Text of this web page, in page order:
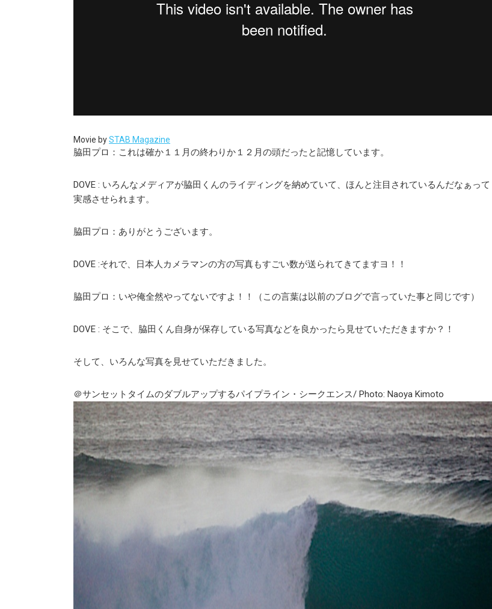
Movie bySTAB Magazine
脇田プロ：これは確か１１月の終わりか１２月の頭だったと記憶しています。
DOVE : いろんなメディアが脇田くんのライディングを納めていて、ほんと注目されているんだなぁって
実感させられます。
脇田プロ：ありがとうございます。
DOVE :それで、日本人カメラマンの方の写真もすごい数が送られてきてますヨ！！
脇田プロ：いや俺全然やってないですよ！！（この言葉は以前のブログで言っていた事と同じです）
DOVE : そこで、脇田くん自身が保存している写真などを良かったら見せていただきますか？！
そして、いろんな写真を見せていただきました。
＠サンセットタイムのダブルアップするパイプライン・シークエンス/ Photo: Naoya Kimoto